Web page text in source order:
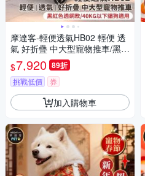
摩達客-輕便透氣HB02 輕便 透
氣 好折疊 中大型寵物推車/黑紅
色透網款/40KG以下貓狗適用
$7,920 89折
挑戰低價 券
加入購物車